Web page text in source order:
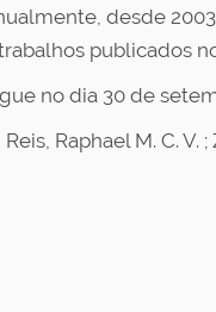
desde
publicados
no dia 30 de
Reis, Raphael M. C. V.